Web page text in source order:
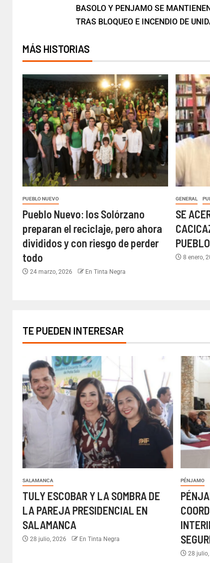
BASOLO Y PENJAMO SE
TRAS BLOQUEO E INCENDIO DE
MÁS HISTORIAS
PUEBLO NUEVO
Pueblo Nuevo: los Solórzano
preparan el reciclaje, pero ahora
divididos y con riesgo de perder
todo
24 marzo, 2026 En Tinta Negra
GENERAL
SE
8 enero,
TE PUEDEN INTERESAR
SALAMANCA
TULY ESCOBAR Y LA SOMBRA DE
LA PAREJA PRESIDENCIAL EN
SALAMANCA
28 julio, 2026 En Tinta Negra
PÉNJAMO
28